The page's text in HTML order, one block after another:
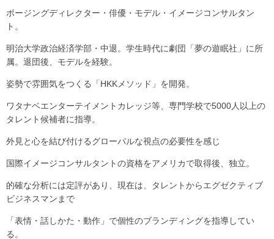
ポージングディレクター・俳優・モデル・イメージコンサルタン
ト。
明治大学政治経済学部・中退。学生時代に劇団「夢の遊眠社」に所
属。退団後、モデルを経験。
姿勢で雰囲気をつくる「HKKメソッド」を開発。
ワタナベエンターテイメントカレッジ等、専門学校で5000人以上の
タレント候補者に指導。
外見と心を結び付けるグローバルな視点の必要性を感じ
国際イメージコンサルタントの資格をアメリカで取得後、独立。
的確な分析には定評があり、現在は、タレントからエグゼクティブ
ビジネスマンまで
「表情・話しかた・動作」で個性のブランディングを指導してい
る。